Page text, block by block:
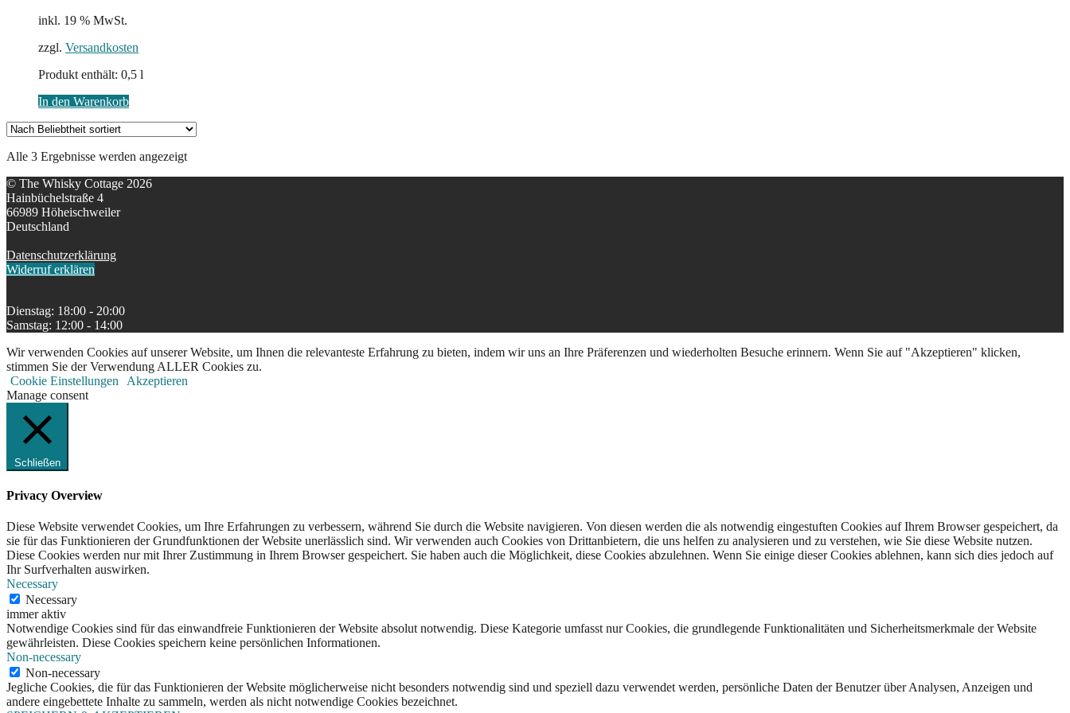
inkl. 19 % MwSt.
zzgl. Versandkosten
Produkt enthält: 0,5 l
In den Warenkorb
Alle 3 Ergebnisse werden angezeigtNach
© The Whisky Cottage 2026
Hainbüchelstraße 4
66989 Höheischweiler
Deutschland
Datenschutzerklärung
Widerruf erklären
Dienstag: 18:00 - 20:00
Samstag: 12:00 - 14:00
Wir verwenden Cookies auf unserer Website, um Ihnen die relevanteste Erfahrung zu bieten, indem wir uns an Ihre Präferenzen und wiederholten Besuche erinnern. Wenn Sie auf "Akzeptieren" klicken,
stimmen Sie der Verwendung ALLER Cookies zu.
Cookie Einstellungen
Akzeptieren
Manage consent
Schließen
Privacy Overview
Diese Website verwendet Cookies, um Ihre Erfahrungen zu verbessern, während Sie durch die Website navigieren. Von diesen werden die als notwendig eingestuften Cookies auf Ihrem Browser gespeichert, da
sie für das Funktionieren der Grundfunktionen der Website unerlässlich sind. Wir verwenden auch Cookies von Drittanbietern, die uns helfen zu analysieren und zu verstehen, wie Sie diese Website nutzen.
Diese Cookies werden nur mit Ihrer Zustimmung in Ihrem Browser gespeichert. Sie haben auch die Möglichkeit, diese Cookies abzulehnen. Wenn Sie einige dieser Cookies ablehnen, kann sich dies jedoch auf
Ihr Surfverhalten auswirken.
Necessary
Necessary
immer aktiv
Notwendige Cookies sind für das einwandfreie Funktionieren der Website absolut notwendig. Diese Kategorie umfasst nur Cookies, die grundlegende Funktionalitäten und Sicherheitsmerkmale der Website
gewährleisten. Diese Cookies speichern keine persönlichen Informationen.
Non-necessary
Non-necessary
Jegliche Cookies, die für das Funktionieren der Website möglicherweise nicht besonders notwendig sind und speziell dazu verwendet werden, persönliche Daten der Benutzer über Analysen, Anzeigen und
andere eingebettete Inhalte zu sammeln, werden als nicht notwendige Cookies bezeichnet.